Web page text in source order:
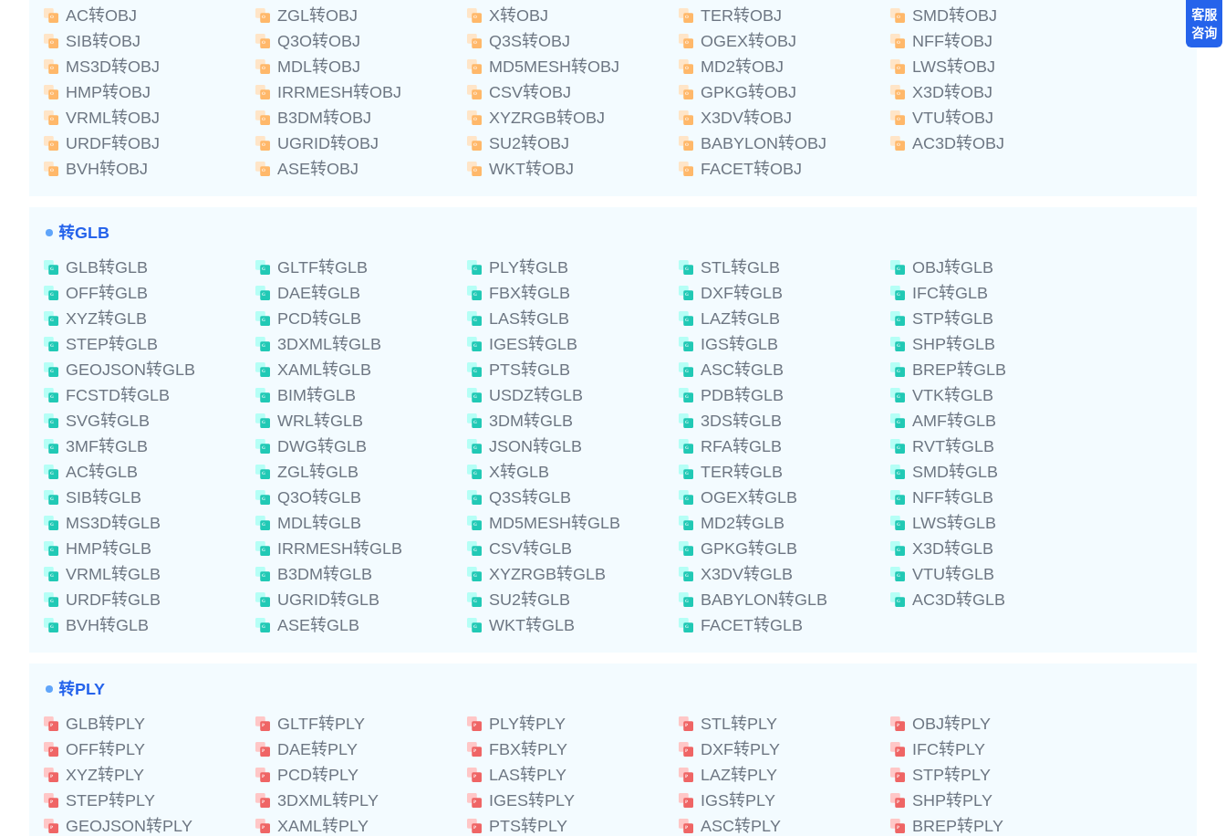
AC转OBJ
ZGL转OBJ X转OBJ TER转OBJ
SMD转OBJ
SIB转OBJ
Q3O转OBJ Q3S转OBJ OGEX转OBJ
NFF转OBJ
MS3D转OBJ
MDL转OBJ MD5MESH转OBJ MD2转OBJ
LWS转OBJ
HMP转OBJ
IRRMESH转OBJ CSV转OBJ GPKG转OBJ
X3D转OBJ
VRML转OBJ
B3DM转OBJ XYZRGB转OBJ X3DV转OBJ
VTU转OBJ
URDF转OBJ
UGRID转OBJ SU2转OBJ BABYLON转OBJ
AC3D转OBJ
BVH转OBJ
ASE转OBJ WKT转OBJ FACET转OBJ
转GLB
GLB转GLB
GLTF转GLB PLY转GLB STL转GLB
OBJ转GLB
OFF转GLB
DAE转GLB FBX转GLB DXF转GLB
IFC转GLB
XYZ转GLB
PCD转GLB LAS转GLB LAZ转GLB
STP转GLB
STEP转GLB
3DXML转GLB IGES转GLB IGS转GLB
SHP转GLB
GEOJSON转GLB
XAML转GLB PTS转GLB ASC转GLB
BREP转GLB
FCSTD转GLB
BIM转GLB USDZ转GLB PDB转GLB
VTK转GLB
SVG转GLB
WRL转GLB 3DM转GLB 3DS转GLB
AMF转GLB
3MF转GLB
DWG转GLB JSON转GLB RFA转GLB
RVT转GLB
AC转GLB
ZGL转GLB X转GLB TER转GLB
SMD转GLB
SIB转GLB
Q3O转GLB Q3S转GLB OGEX转GLB
NFF转GLB
MS3D转GLB
MDL转GLB MD5MESH转GLB MD2转GLB
LWS转GLB
HMP转GLB
IRRMESH转GLB CSV转GLB GPKG转GLB
X3D转GLB
VRML转GLB
B3DM转GLB XYZRGB转GLB X3DV转GLB
VTU转GLB
URDF转GLB
UGRID转GLB SU2转GLB BABYLON转GLB
AC3D转GLB
BVH转GLB
ASE转GLB WKT转GLB FACET转GLB
转PLY
GLB转PLY
GLTF转PLY PLY转PLY STL转PLY
OBJ转PLY
OFF转PLY
DAE转PLY FBX转PLY DXF转PLY
IFC转PLY
XYZ转PLY
PCD转PLY LAS转PLY LAZ转PLY
STP转PLY
STEP转PLY
3DXML转PLY IGES转PLY IGS转PLY
SHP转PLY
GEOJSON转PLY
XAML转PLY PTS转PLY ASC转PLY
BREP转PLY
客服
咨询